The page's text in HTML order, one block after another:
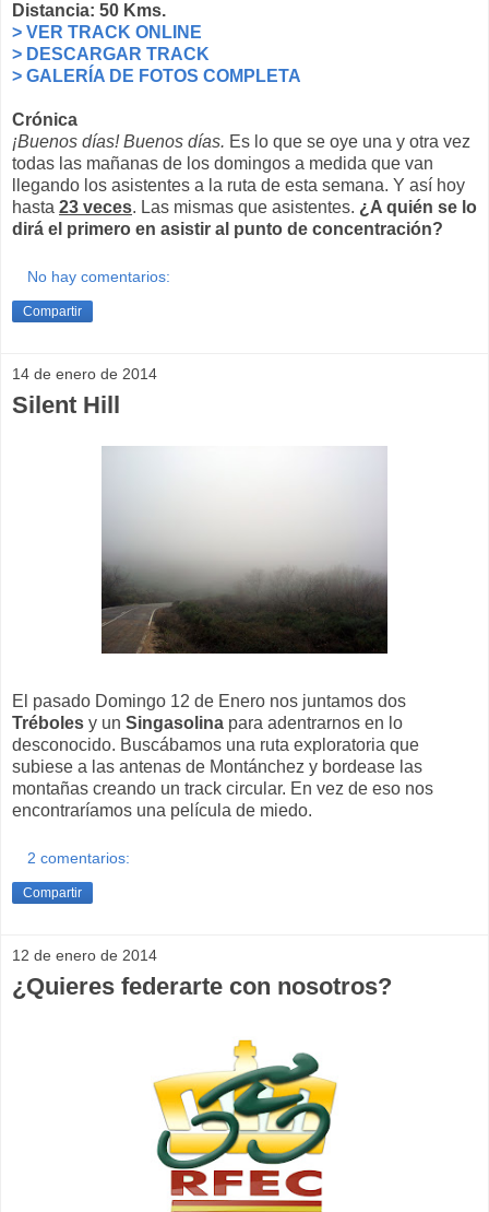
Distancia: 50 Kms.
> VER TRACK ONLINE
> DESCARGAR TRACK
> GALERÍA DE FOTOS COMPLETA
Crónica
¡Buenos días! Buenos días. Es lo que se oye una y otra vez
todas las mañanas de los domingos a medida que van
llegando los asistentes a la ruta de esta semana. Y así hoy
hasta 23 veces. Las mismas que asistentes. ¿A quién se lo
dirá el primero en asistir al punto de concentración?
No hay comentarios:
Compartir
14 de enero de 2014
Silent Hill
El pasado Domingo 12 de Enero nos juntamos dos
Tréboles y un Singasolina para adentrarnos en lo
desconocido. Buscábamos una ruta exploratoria que
subiese a las antenas de Montánchez y bordease las
montañas creando un track circular. En vez de eso nos
encontraríamos una película de miedo.
2 comentarios:
Compartir
12 de enero de 2014
¿Quieres federarte con nosotros?